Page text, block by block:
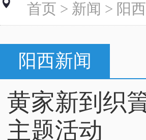
首页 > 新闻 > 阳
阳西新闻
黄家新到织
主题活动